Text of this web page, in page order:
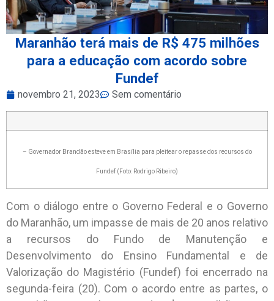
Maranhão terá mais de R$ 475 milhões
para a educação com acordo sobre
Fundef
novembro 21, 2023 Sem comentário
– Governador Brandão esteve em Brasília para pleitear o repasse dos recursos do
Fundef (Foto: Rodrigo Ribeiro)
Com o diálogo entre o Governo Federal e o Governo
do Maranhão, um impasse de mais de 20 anos relativo
a recursos do Fundo de Manutenção e
Desenvolvimento do Ensino Fundamental e de
Valorização do Magistério (Fundef) foi encerrado na
segunda-feira (20). Com o acordo entre as partes, o